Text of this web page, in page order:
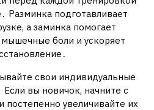
Разминка подготавливает
а заминка помогает
боли и ускоряет
свои индивидуальные
вы новичок, начните с
постепенно увеличивайте их